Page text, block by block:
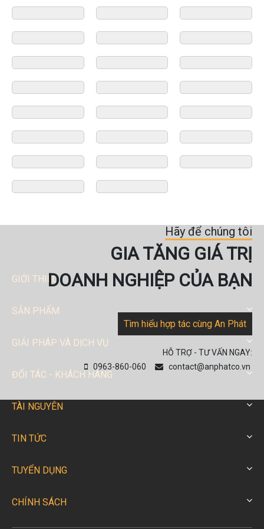
Hãy để chúng tôi
GIA TĂNG GIÁ TRỊ
DOANH NGHIỆP CỦA BẠN
Tìm hiểu hợp tác cùng An Phát
HỖ TRỢ - TƯ VẤN NGAY:
0963-860-060
contact@anphatco.vn
GIỚI THIỆU
SẢN PHẨM
GIẢI PHÁP VÀ DỊCH VỤ
ĐỐI TÁC - KHÁCH HÀNG
TÀI NGUYÊN
TIN TỨC
TUYỂN DỤNG
CHÍNH SÁCH